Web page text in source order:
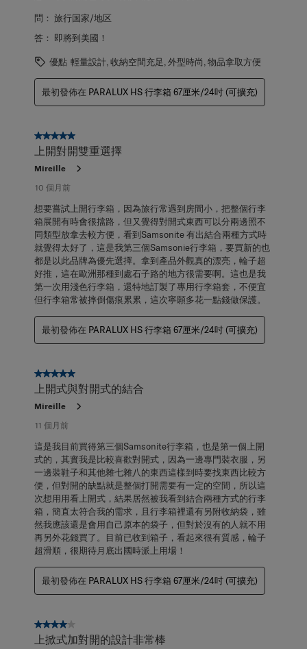
問： 旅行国家/地区
答：
即將到美國！
優點 輕量設計, 收納空間充足, 外型時尚, 物品拿取方便
最初發佈在 PARALUX HS 行李箱 67厘米/24吋 (可擴充)
5星，共5星。
上開對開雙重選擇
Mireille
10 個月前
想要嘗試上開行李箱，因為旅行常遇到房間小，把整個行李
箱展開有時會很擋路，但又覺得對開式東西可以分兩邊照不
同類型放拿去較方便，看到Samsonite 有出結合兩種方式時
就覺得太好了，這是我第三個Samsonie行李箱，要買新的也
都是以此品牌為優先選擇。拿到產品外觀真的漂亮，輪子超
好推，這在歐洲那種到處石子路的地方很需要啊。這也是我
第一次用淺色行李箱，還特地訂製了專用行李箱套，不便宜
但行李箱常被摔倒傷痕累累，這次寧願多花一點錢做保護。
最初發佈在 PARALUX HS 行李箱 67厘米/24吋 (可擴充)
5星，共5星。
上開式與對開式的結合
Mireille
11 個月前
這是我目前買得第三個Samsonite行李箱，也是第一個上開
式的，其實我是比較喜歡對開式，因為一邊專門裝衣服，另
一邊裝鞋子和其他雜七雜八的東西這樣到時要找東西比較方
便，但對開的缺點就是整個打開需要有一定的空間，所以這
次想用用看上開式，結果居然被我看到結合兩種方式的行李
箱，簡直太符合我的需求，且行李箱裡還有另附收納袋，雖
然我應該還是會用自己原本的袋子，但對於沒有的人就不用
再另外花錢買了。目前已收到箱子，看起來很有質感，輪子
超滑順，很期待月底出國時派上用場！
最初發佈在 PARALUX HS 行李箱 67厘米/24吋 (可擴充)
4星，共5星。
上掀式加對開的設計非常棒